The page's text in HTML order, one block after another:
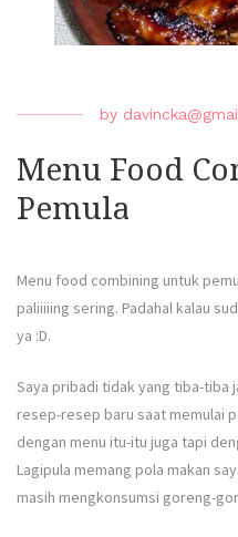
by
Menu Food
Pemula
Menu food combining untuk
paliiiiing sering. Padahal kalau
ya :D.
Saya pribadi tidak yang tiba-tiba
resep-resep baru saat memulai
dengan menu itu-itu juga tapi
Lagipula memang pola makan
masih mengkonsumsi goreng-